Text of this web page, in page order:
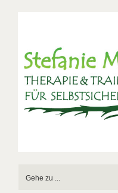
Gehe zu ...